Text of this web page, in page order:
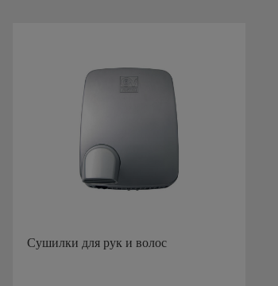
Сушилки для рук и волос